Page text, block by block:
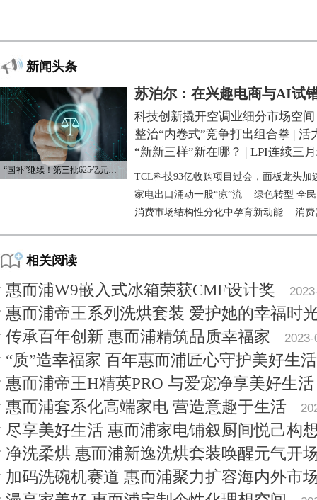
新闻头条
“国补”继续！第三批625亿元资金已下达
苏泊尔：在兴趣电商与AI试
科技创新撬开空调业细分市场空间
整治“内卷式”竞争打出组合拳 | 活
“新新三样”新在哪？ | LPI连续三
TCL科技93亿收购项目过会，面板龙头加
家电出口涌动一股“凉”流
绿色转型 全
消费市场结构性分化中孕育新动能
消费
相关阅读
惠而浦W9嵌入式冰箱荣获CMF设计奖
惠而浦帝王系列洗烘套装 爱护她的幸福时
传承百年创新 惠而浦精筑品质幸福家
“质”造幸福家 百年惠而浦匠心守护美好生活
惠而浦帝王H精英PRO 与爱宠净享美好生活
惠而浦套系化高端家电 营造意趣于生活
尽享美好生活 惠而浦家电铺叙厨间悦己构
净洗柔烘 惠而浦新逸洗烘套装唤醒元气开
加码洗碗机赛道 惠而浦聚力扩容海内外市